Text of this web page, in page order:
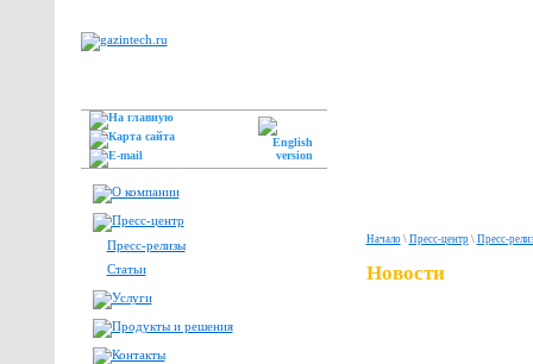
Пресс-релизы
Статьи
Начало\ Пресс-центр\ Пресс-
Новости